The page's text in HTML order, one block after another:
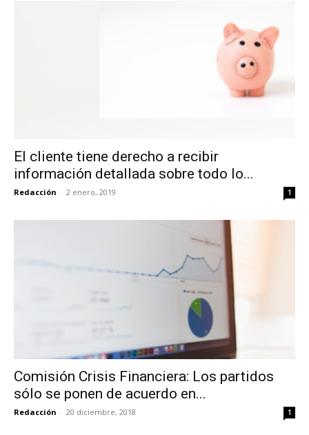
El cliente tiene derecho a recibir
información detallada sobre todo lo...
Redacción - 2 enero, 2019 1
Comisión Crisis Financiera: Los partidos
sólo se ponen de acuerdo en...
Redacción - 20 diciembre, 2018 1